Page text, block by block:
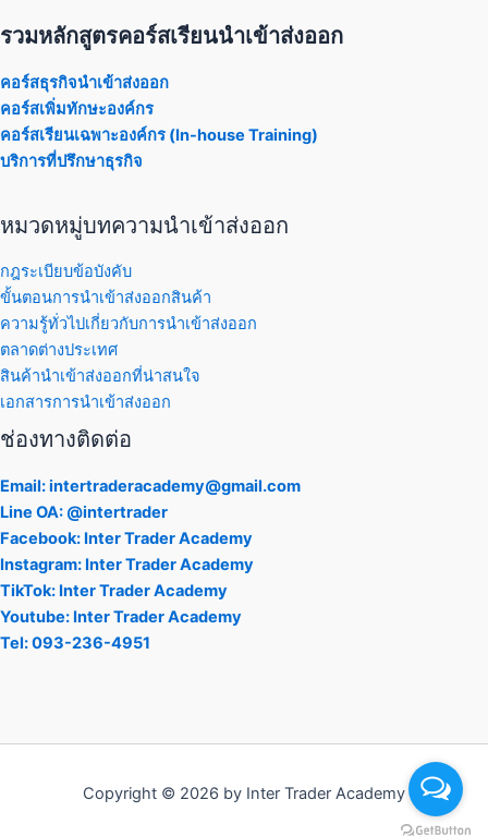
รวมหลักสูตรคอร์สเรียนนำเข้าส่งออก
คอร์สธุรกิจนำเข้าส่งออก
คอร์สเพิ่มทักษะองค์กร
คอร์สเรียนเฉพาะองค์กร (In-house Training)
บริการที่ปรึกษาธุรกิจ
หมวดหมู่บทความนำเข้าส่งออก
กฎระเบียบข้อบังคับ
ขั้นตอนการนำเข้าส่งออกสินค้า
ความรู้ทั่วไปเกี่ยวกับการนำเข้าส่งออก
ตลาดต่างประเทศ
สินค้านำเข้าส่งออกที่น่าสนใจ
เอกสารการนำเข้าส่งออก
ช่องทางติดต่อ
Email: intertraderacademy@gmail.com
Line OA: @intertrader
Facebook: Inter Trader Academy
Instagram: Inter Trader Academy
TikTok: Inter Trader Academy
Youtube: Inter Trader Academy
Tel: 093-236-4951
Copyright © 2026 by Inter Trader Academy